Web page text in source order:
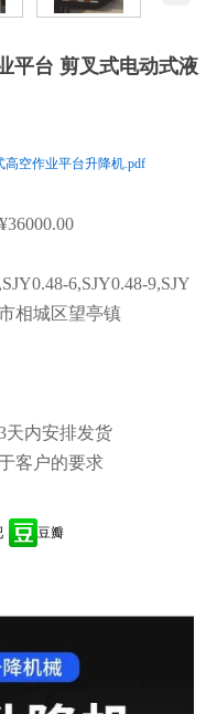
平台 剪叉式电动式液
空作业平台升降机.pdf
6,SJY0.48-
相城区望亭镇
天内安排发货
客户的要求
豆瓣